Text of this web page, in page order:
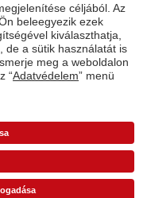
kérdések esetén
vasárnap: 8:00–17:00 óráig.
de nem tartalmazzák a